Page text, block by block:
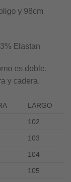
y 98cm
Elastan
es doble.
y cadera.
LARGO
102
103
104
105